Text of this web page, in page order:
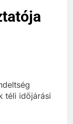
téli időjárási